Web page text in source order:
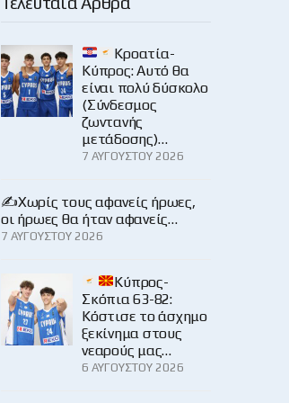
Κροατία-
Κύπρος: Αυτό θα
είναι πολύ δύσκολο
(Σύνδεσμος
ζωντανής
μετάδοσης)…
7 ΑΥΓΟΎΣΤΟΥ 2026
✍️Χωρίς τους αφανείς ήρωες,
οι ήρωες θα ήταν αφανείς…
7 ΑΥΓΟΎΣΤΟΥ 2026
Κύπρος-
Σκόπια 63-82:
Κόστισε το άσχημο
ξεκίνημα στους
νεαρούς μας…
6 ΑΥΓΟΎΣΤΟΥ 2026